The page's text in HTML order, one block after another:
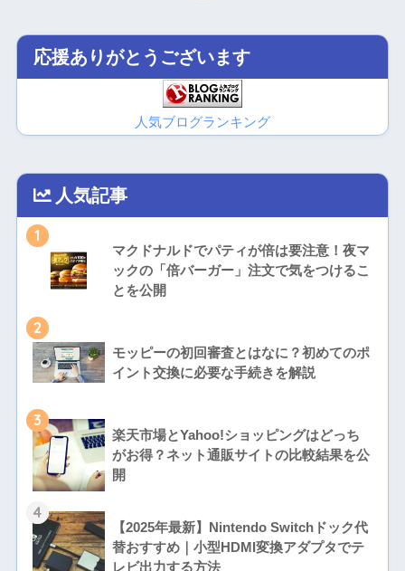
応援ありがとうございます
人気ブログランキング
人気記事
1
マクドナルドでパティが倍は要注意！夜マ
ックの「倍バーガー」注文で気をつけるこ
とを公開
2
モッピーの初回審査とはなに？初めてのポ
イント交換に必要な手続きを解説
3
楽天市場とYahoo!ショッピングはどっち
がお得？ネット通販サイトの比較結果を公
開
4
【2025年最新】Nintendo Switchドック代
替おすすめ｜小型HDMI変換アダプタでテ
レビ出力する方法